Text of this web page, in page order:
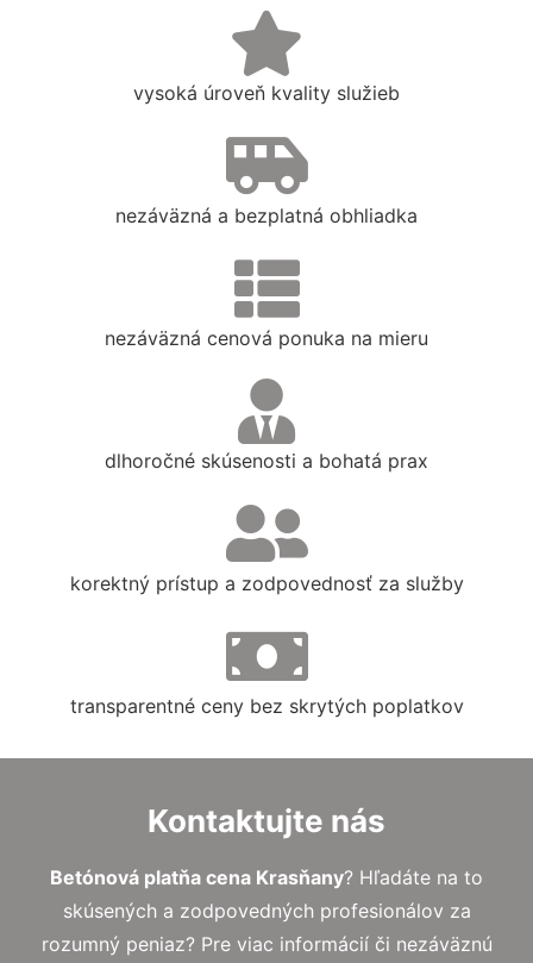
vysoká úroveň kvality služieb
nezáväzná a bezplatná obhliadka
nezáväzná cenová ponuka na mieru
dlhoročné skúsenosti a bohatá prax
korektný prístup a zodpovednosť za služby
transparentné ceny bez skrytých poplatkov
Kontaktujte nás
Betónová platňa cena Krasňany? Hľadáte na to
skúsených a zodpovedných profesionálov za
rozumný peniaz? Pre viac informácií či nezáväznú